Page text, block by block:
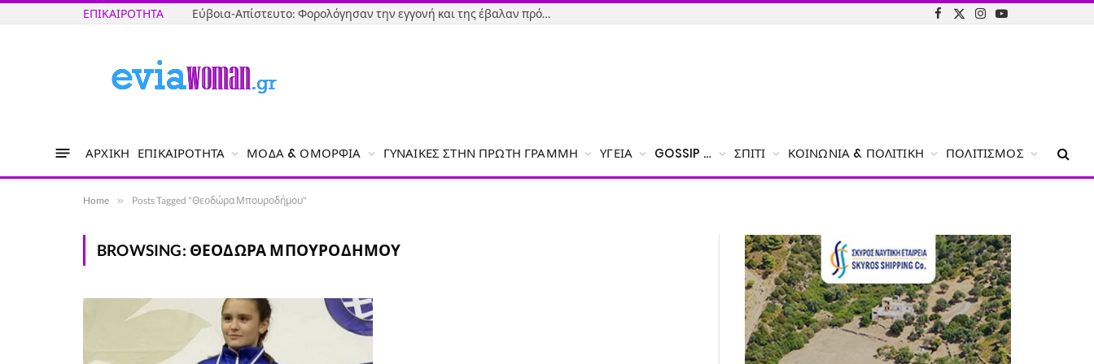
ΕΠΙΚΑΙΡΌΤΗΤΑ Εύβοια-Απίστευτο: Φορολόγησαν την εγγονή και της έβαλαν πρόστιμο γιατί δεν δήλωσε το χαρτζιλίκι του παππού!
Facebook
X
Instagram
YouTube
ΑΡΧΙΚΉ ΕΠΙΚΑΙΡΌΤΗΤΑ ΜΌΔΑ & ΟΜΟΡΦΙΆ ΓΥΝΑΊΚΕΣ ΣΤΗΝ ΠΡΏΤΗ ΓΡΑΜΜΉ ΥΓΕΊΑ GOSSIP … ΣΠΊΤΙ ΚΟΙΝΩΝΊΑ & ΠΟΛΙΤΙΚΉ ΠΟΛΙΤΙΣΜΌΣ
Home » Posts Tagged "Θεοδώρα Μπουροδήμου"
BROWSING: ΘΕΟΔΏΡΑ ΜΠΟΥΡΟΔΉΜΟΥ